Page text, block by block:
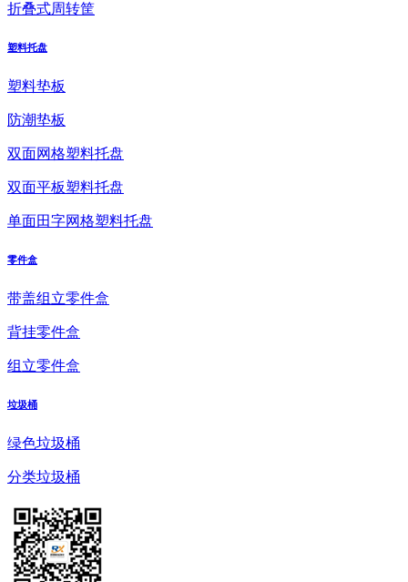
折叠式周转筐
塑料托盘
塑料垫板
防潮垫板
双面网格塑料托盘
双面平板塑料托盘
单面田字网格塑料托盘
零件盒
带盖组立零件盒
背挂零件盒
组立零件盒
垃圾桶
绿色垃圾桶
分类垃圾桶